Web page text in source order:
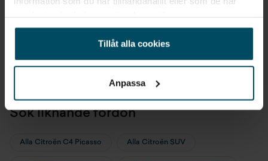
Tillåt alla cookies
Anpassa
Säljare
Sök liknande fordon
Alla Citroën C4 Picasso Alla Citroën SUV